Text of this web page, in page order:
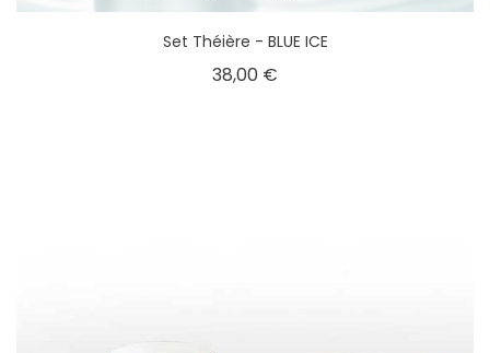
Set Théière - BLUE ICE
38,00 €